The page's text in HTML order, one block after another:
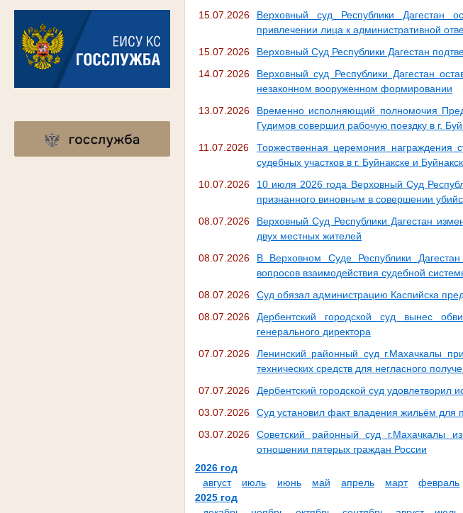
15.07.2026
Верховный суд Республики Дагестан
привлечении лица к административной
15.07.2026
Верховный Суд Республики Дагестан
14.07.2026
Верховный суд Республики Дагестан
незаконном вооруженном формировании
13.07.2026
Временно исполняющий полномочия
Гудимов совершил рабочую поездку в г.
11.07.2026
Торжественная церемония награждения
судебных участков в г. Буйнакске и
10.07.2026
10 июля 2026 года Верховный Суд
признанного виновным в совершении
08.07.2026
Верховный Суд Республики Дагестан
двух местных жителей
08.07.2026
В Верховном Суде Республики
вопросов взаимодействия судебной
08.07.2026
Суд обязал администрацию Каспийска
08.07.2026
Дербентский городской суд вынес
генерального директора
07.07.2026
Ленинский районный суд г.Махачкалы
технических средств для негласного
07.07.2026
Дербентский городской суд удовлетворил
03.07.2026
Суд установил факт владения жильём для
03.07.2026
Советский районный суд г.Махачкалы
отношении пятерых граждан России
2026 год
август
июль июнь май апрель март февраль
2025 год